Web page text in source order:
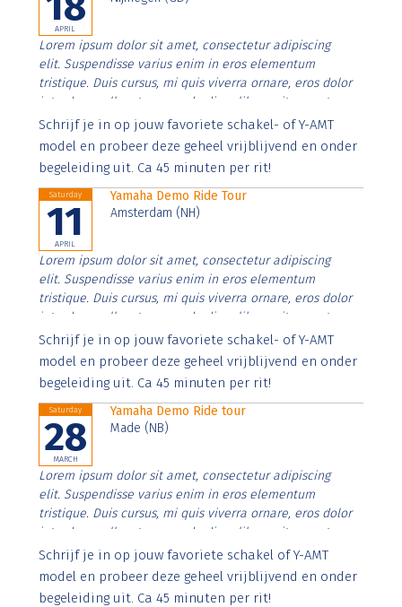
APRIL
Lorem ipsum dolor sit amet, consectetur adipiscing
elit. Suspendisse varius enim in eros elementum
tristique. Duis cursus, mi quis viverra ornare, eros dolor
interdum nulla, ut commodo diam libero vitae erat.
Aenean faucibus nibh et justo cursus id rutrum lorem
imperdiet. Nunc ut sem vitae risus tristique posuere.
Schrijf je in op jouw favoriete schakel- of Y-AMT
model en probeer deze geheel vrijblijvend en onder
begeleiding uit. Ca 45 minuten per rit!
Saturday
11
APRIL
Yamaha Demo Ride Tour
Amsterdam (NH)
Lorem ipsum dolor sit amet, consectetur adipiscing
elit. Suspendisse varius enim in eros elementum
tristique. Duis cursus, mi quis viverra ornare, eros dolor
interdum nulla, ut commodo diam libero vitae erat.
Aenean faucibus nibh et justo cursus id rutrum lorem
imperdiet. Nunc ut sem vitae risus tristique posuere.
Schrijf je in op jouw favoriete schakel- of Y-AMT
model en probeer deze geheel vrijblijvend en onder
begeleiding uit. Ca 45 minuten per rit!
Saturday
28
MARCH
Yamaha Demo Ride tour
Made (NB)
Lorem ipsum dolor sit amet, consectetur adipiscing
elit. Suspendisse varius enim in eros elementum
tristique. Duis cursus, mi quis viverra ornare, eros dolor
interdum nulla, ut commodo diam libero vitae erat.
Aenean faucibus nibh et justo cursus id rutrum lorem
imperdiet. Nunc ut sem vitae risus tristique posuere.
Schrijf je in op jouw favoriete schakel of Y-AMT
model en probeer deze geheel vrijblijvend en onder
begeleiding uit. Ca 45 minuten per rit!